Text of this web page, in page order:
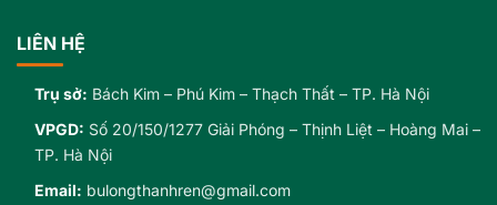
LIÊN HỆ
Trụ sở: Bách Kim – Phú Kim – Thạch Thất – TP. Hà Nội
VPGD: Số 20/150/1277 Giải Phóng – Thịnh Liệt – Hoàng Mai –
TP. Hà Nội
Email: bulongthanhren@gmail.com